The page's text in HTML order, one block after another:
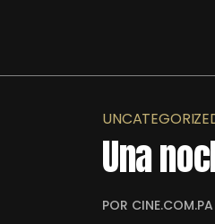
Una
POR CINE.COM.PA